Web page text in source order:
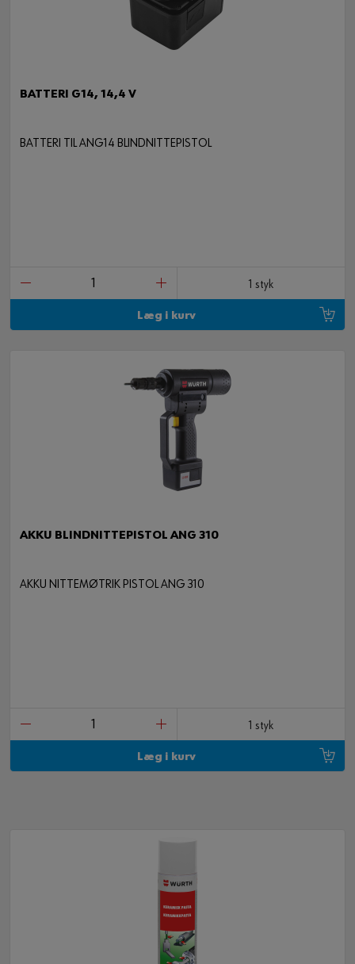
BATTERI G14, 14,4 V
BATTERI TIL ANG14 BLINDNITTEPISTOL
1 styk
Læg i kurv
AKKU BLINDNITTEPISTOL ANG 310
AKKU NITTEMØTRIK PISTOL ANG 310
1 styk
Læg i kurv